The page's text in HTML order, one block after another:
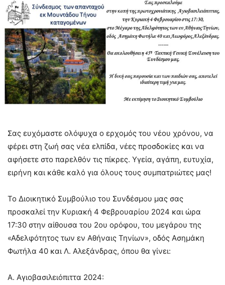
Σας ευχόμαστε ολόψυχα ο ερχομός του νέου χρόνου, να
φέρει στη ζωή σας νέα ελπίδα, νέες προσδοκίες και να
αφήσετε στο παρελθόν τις πίκρες. Υγεία, αγάπη, ευτυχία,
ειρήνη και κάθε καλό για όλους τους συμπατριώτες μας!
Το Διοικητικό Συμβούλιο του Συνδέσμου μας σας
προσκαλεί την Κυριακή 4 Φεβρουαρίου 2024 και ώρα
17:30 στην αίθουσα του 2ου ορόφου, του μεγάρου της
«Αδελφότητος των εν Αθήναις Τηνίων», οδός Ασημάκη
Φωτήλα 40 και Λ. Αλεξάνδρας, όπου θα γίνει:
Α. Αγιοβασιλειόπιττα 2024: